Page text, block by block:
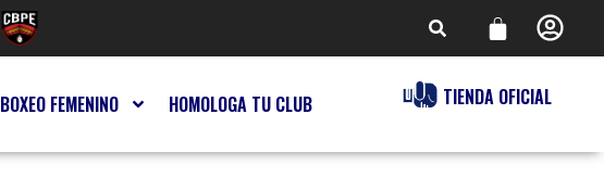
BOXEO FEMENINO HOMOLOGA TU CLUB TIENDA OFICIAL